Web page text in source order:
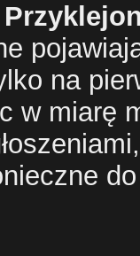
na
w miarę